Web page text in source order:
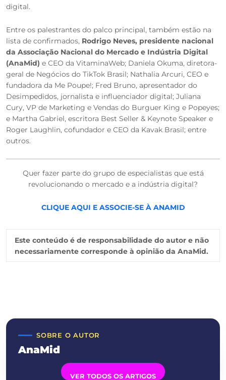
digital.
Entre os palestrantes do palco principal, também estão na
lista de confirmados, Rodrigo Neves, presidente nacional
da Associação Nacional do Mercado e Indústria Digital
(AnaMid) e CEO da VitaminaWeb; Daniela Okuma, diretora-
geral de Negócios do TikTok Brasil; Nathalia Arcuri, CEO e
fundadora da Me Poupe!; Fred Bruno, apresentador do
Desimpedidos, jornalista e influenciador digital; Juliana
Cury, VP de Marketing e Vendas do Burguer King e Popeyes;
e Martha Gabriel, escritora Best Seller & Keynote Speaker e
Roger Laughlin, cofundador e CEO da Kavak Brasil; entre
outros.
Quer fazer parte do grupo de especialistas que está
revolucionando o mercado e a indústria digital?
CLIQUE AQUI E ASSOCIE-SE À ANAMID
Este conteúdo é de responsabilidade do autor e não
necessariamente corresponde à opinião da AnaMid.
SOBRE O AUTOR
AnaMid
VER TODOS OS ARTIGOS